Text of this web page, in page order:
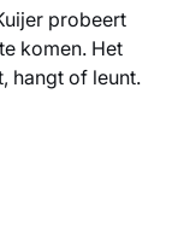
probeert
komen. Het
hangt of leunt.